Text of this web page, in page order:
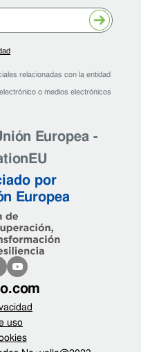
relacionadas con la entidad
o medios electrónicos
Enviar
Europea -
por
Europea
uso